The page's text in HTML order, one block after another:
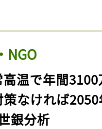
NGO
高温で年間
なければ
銀分析